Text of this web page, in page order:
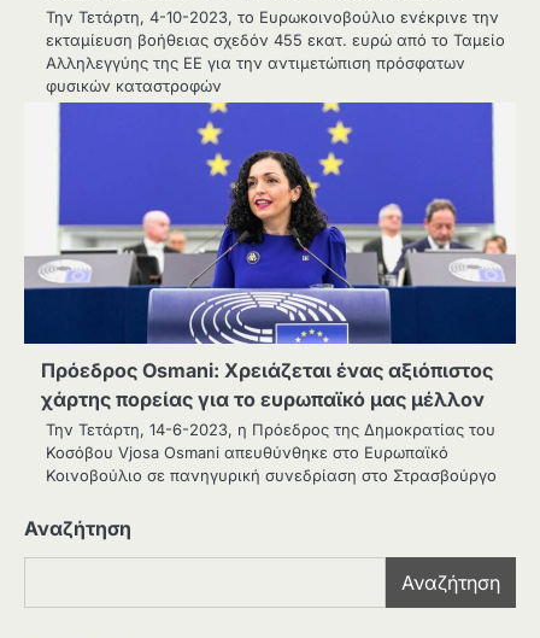
Την Τετάρτη, 4-10-2023, το Ευρωκοινοβούλιο ενέκρινε την
εκταμίευση βοήθειας σχεδόν 455 εκατ. ευρώ από το Ταμείο
Αλληλεγγύης της ΕΕ για την αντιμετώπιση πρόσφατων
φυσικών καταστροφών
Πρόεδρος Osmani: Χρειάζεται ένας αξιόπιστος
χάρτης πορείας για το ευρωπαϊκό μας μέλλον
Την Τετάρτη, 14-6-2023, η Πρόεδρος της Δημοκρατίας του
Κοσόβου Vjosa Osmani απευθύνθηκε στο Ευρωπαϊκό
Κοινοβούλιο σε πανηγυρική συνεδρίαση στο Στρασβούργο
Αναζήτηση
Αναζήτηση